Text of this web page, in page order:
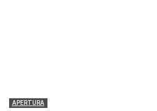
APERTURA